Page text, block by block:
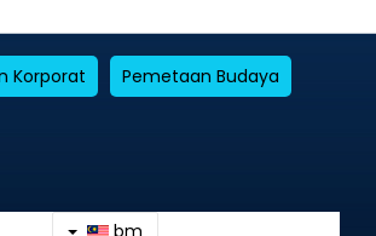
Korporat Pemetaan Budaya
bm